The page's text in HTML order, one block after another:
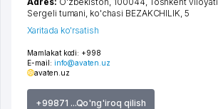
Mamlakat kodi: +998
E-mail: info@avaten.uz
avaten.uz
+99871 ...Qo'ng'iroq qilish
Sergeli tumani ko'chasi BEZAKCHILIK , 5
Xaritada ko'rsatish